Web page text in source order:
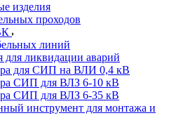
изделия
проходов
линий
ликвидации аварий
для СИП на ВЛИ 0,4 кВ
СИП для ВЛЗ 6-10 кВ
СИП для ВЛЗ 6-35 кВ
инструмент для монтажа и